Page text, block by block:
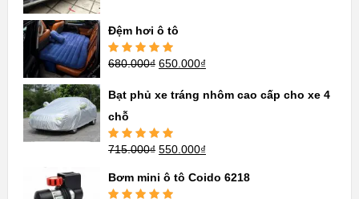
sao
Đệm hơi ô tô
Được xếp
680.000₫ 650.000₫
Bạt phủ xe tráng nhôm cao cấp cho xe 4
chỗ
Được xếp
sao
715.000₫ 550.000₫
Bơm mini ô tô Coido 6218